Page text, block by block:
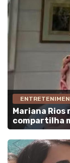
Mariana
compartilha